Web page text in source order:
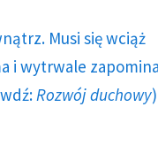
Musi się wciąż
i wytrwale
Rozwój duchowy)